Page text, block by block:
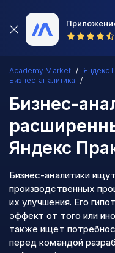
Academy Market Яндекс
Бизнес-аналитика
Бизнес-
Яндекс
Бизнес-аналитики
производственных
их улучшения. Его
эффект от того или
также ищет
перед командой